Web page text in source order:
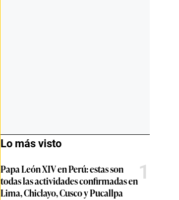
Lo más visto
Papa León XIV en Perú: estas son
todas las actividades confirmadas en
Lima, Chiclayo, Cusco y Pucallpa
1